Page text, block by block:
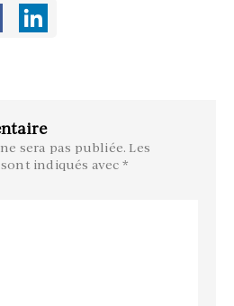
sera pas publiée. Les
indiqués avec *